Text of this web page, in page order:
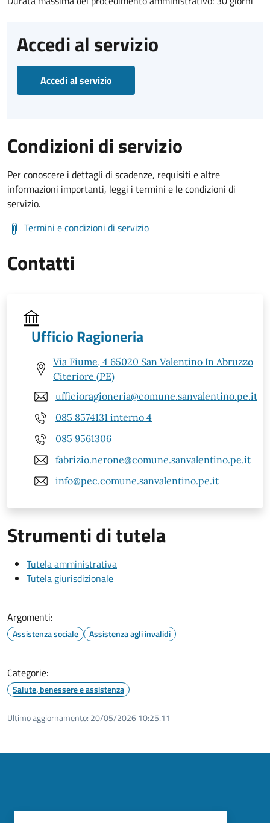
Accedi al servizio
Accedi al servizio
Condizioni di servizio
Per conoscere i dettagli di scadenze, requisiti e altre
informazioni importanti, leggi i termini e le condizioni di
servizio.
Termini e condizioni di servizio
Contatti
Ufficio Ragioneria
Via Fiume, 4 65020 San Valentino In Abruzzo
Citeriore (PE)
ufficioragioneria@comune.sanvalentino.pe.it
085 8574131 interno 4
085 9561306
fabrizio.nerone@comune.sanvalentino.pe.it
info@pec.comune.sanvalentino.pe.it
Strumenti di tutela
Tutela amministrativa
Tutela giurisdizionale
Argomenti:
Assistenza sociale Assistenza agli invalidi
Categorie:
Salute, benessere e assistenza
Ultimo aggiornamento: 20/05/2026 10:25.11